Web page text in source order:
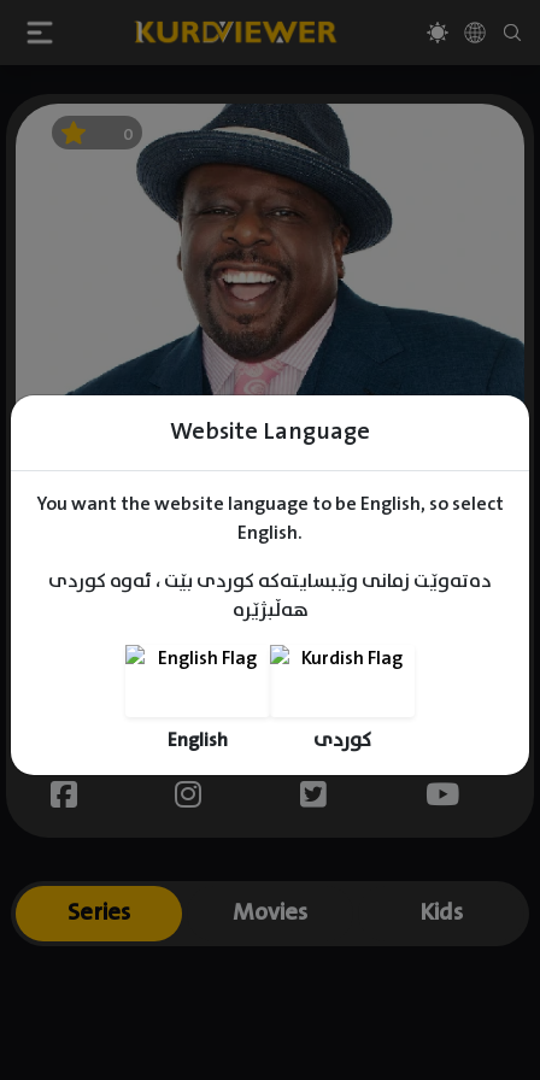
Website Language
You want the website language to be English, so select
English.
دەتەوێت زمانی وێبسایتەکە کوردی بێت ، ئەوە کوردی
هەڵبژێرە
English کوردی
0
Name : Cedric The Entertainer
Gender : male
Place of birth : USA
Series Movies Kids